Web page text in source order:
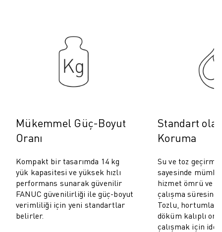
ROBOCUT TEL EROZYON MAKINELERI
ROBOCUT DONANIM
ROBOCUT ÖNLEYICI BAKIM
ROBOCUT SÜRDÜRÜLEBILIRLIK
ÜRETIM VERIMLILIĞINI ARTIRMAK IÇIN AKILLI FABRIKA ÇÖZÜMLERI
ÜRÜN KAYDI » FANUC PORTAL
ÇÖZÜMLER
ENDÜSTRILER
TÜM SEKTÖRLER
HAVACILIK
OTOMOTIV
Mükemmel Güç-Boyut
Oranı
Kompakt bir tasarımda 14 kg
yük kapasitesi ve yüksek hızlı
performans sunarak güvenilir
FANUC güvenilirliği ile güç-boyut
verimliliği için yeni standartlar
belirler.
Standart
Koruma
Su ve toz
sayesinde
hizmet ömrü ve
çalışma
Tozlu,
döküm kalıplı
çalışmak için